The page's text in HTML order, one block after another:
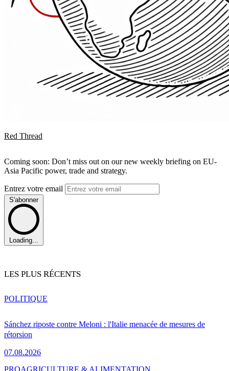
Red Thread
Coming soon: Don’t miss out on our new weekly briefing on EU-
Asia Pacific power, trade and strategy.
Entrez votre email
S'abonner
Loading...
LES PLUS RÉCENTS
Sánchez riposte contre Meloni : l'Italie menacée de mesures de
rétorsion
07.08.2026
POLITIQUE